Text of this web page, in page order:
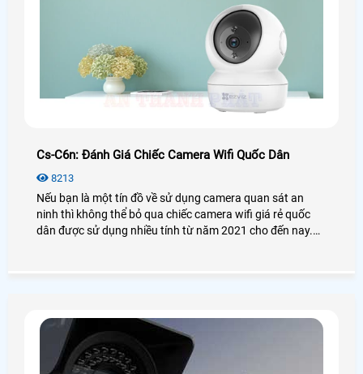
Cs-C6n: Đánh Giá Chiếc Camera Wifi Quốc Dân
8213
Nếu bạn là một tín đồ về sử dụng camera quan sát an
ninh thì không thể bỏ qua chiếc camera wifi giá rẻ quốc
dân được sử dụng nhiều tính từ năm 2021 cho đến nay.